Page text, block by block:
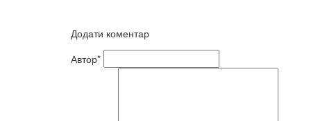
Додати коментар
Автор*